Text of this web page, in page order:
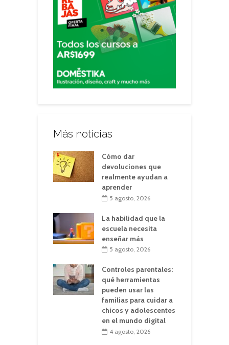
Más noticias
Cómo dar
devoluciones que
realmente ayudan a
aprender
5 agosto, 2026
La habilidad que la
escuela necesita
enseñar más
5 agosto, 2026
Controles parentales:
qué herramientas
pueden usar las
familias para cuidar a
chicos y adolescentes
en el mundo digital
4 agosto, 2026